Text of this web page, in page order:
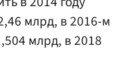
млрд, в 2016-м
млрд, в 2018